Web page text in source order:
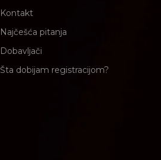
Kontakt
Najčešća pitanja
Dobavljači
Šta dobijam registracijom?